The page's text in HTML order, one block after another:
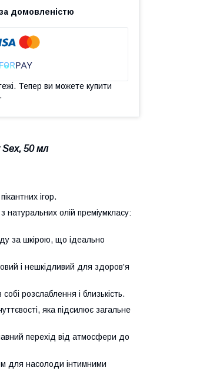
за домовленістю
Тепер ви можете купити
Sex, 50 мл
ігор.
олій преміумкласу:
за шкірою, що ідеально
і нешкідливий для здоров'я
розслаблення і близькість.
яка підсилює загальне
перехід від атмосфери до
для насолоди інтимними